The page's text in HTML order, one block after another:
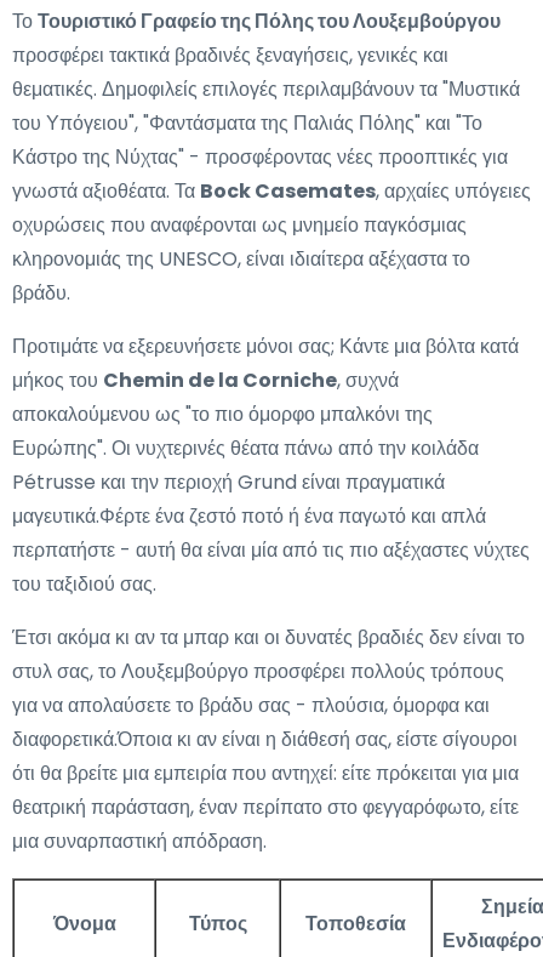
ΤοΤουριστικό Γραφείο της Πόλης του Λουξεμβούργου
προσφέρει τακτικά βραδινές ξεναγήσεις, γενικές και
θεματικές. Δημοφιλείς επιλογές περιλαμβάνουν τα "Μυστικά
του Υπόγειου", "Φαντάσματα της Παλιάς Πόλης" και "Το
Κάστρο της Νύχτας" - προσφέροντας νέες προοπτικές για
γνωστά αξιοθέατα. Τα Bock Casemates, αρχαίες υπόγειες
οχυρώσεις που αναφέρονται ως μνημείο παγκόσμιας
κληρονομιάς της UNESCO, είναι ιδιαίτερα αξέχαστα το
βράδυ.
Προτιμάτε να εξερευνήσετε μόνοι σας; Κάντε μια βόλτα κατά
μήκος του Chemin de la Corniche, συχνά
αποκαλούμενου ως "το πιο όμορφο μπαλκόνι της
Ευρώπης". Οι νυχτερινές θέατα πάνω από την κοιλάδα
Pétrusse και την περιοχή Grund είναι πραγματικά
μαγευτικά.Φέρτε ένα ζεστό ποτό ή ένα παγωτό και απλά
περπατήστε - αυτή θα είναι μία από τις πιο αξέχαστες νύχτες
του ταξιδιού σας.
Έτσι ακόμα κι αν τα μπαρ και οι δυνατές βραδιές δεν είναι το
στυλ σας, το Λουξεμβούργο προσφέρει πολλούς τρόπους
για να απολαύσετε το βράδυ σας - πλούσια, όμορφα και
διαφορετικά.Όποια κι αν είναι η διάθεσή σας, είστε σίγουροι
ότι θα βρείτε μια εμπειρία που αντηχεί: είτε πρόκειται για μια
θεατρική παράσταση, έναν περίπατο στο φεγγαρόφωτο, είτε
μια συναρπαστική απόδραση.
Όνομα Τύπος Τοποθεσία
Σημεία